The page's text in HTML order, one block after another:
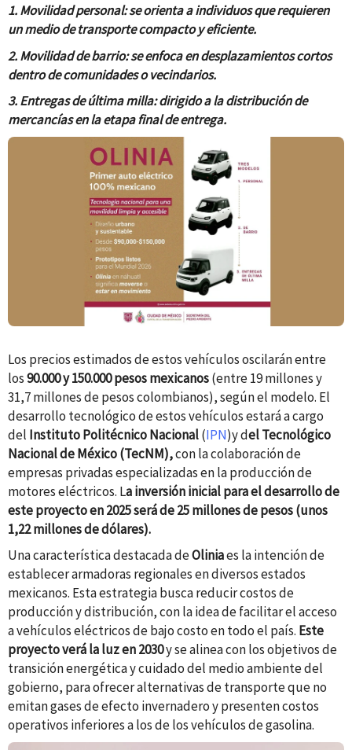
1. Movilidad personal: se orienta a individuos que requieren
un medio de transporte compacto y eficiente.
2. Movilidad de barrio: se enfoca en desplazamientos cortos
dentro de comunidades o vecindarios.
3. Entregas de última milla: dirigido a la distribución de
mercancías en la etapa final de entrega.
Los precios estimados de estos vehículos oscilarán entre
los90.000 y 150.000 pesos mexicanos(entre 19 millones y
31,7 millones de pesos colombianos), según el modelo. El
desarrollo tecnológico de estos vehículos estará a cargo
del Instituto Politécnico Nacional(IPN)y del Tecnológico
Nacional de México (TecNM),con la colaboración de
empresas privadas especializadas en la producción de
motores eléctricos. La inversión inicial para el desarrollo de
este proyecto en2025 será de 25 millones de pesos (unos
1,22 millones de dólares).
Una característica destacada deOliniaes la intención de
establecer armadoras regionales en diversos estados
mexicanos. Esta estrategia busca reducir costos de
producción y distribución, con la idea de facilitar el acceso
a vehículos eléctricos de bajo costo en todo el país. Este
proyecto verá la luz en 2030y se alinea con los objetivos de
transición energética y cuidado del medio ambiente del
gobierno, para ofrecer alternativas de transporte que no
emitan gases de efecto invernadero y presenten costos
operativos inferiores a los de los vehículos de gasolina.